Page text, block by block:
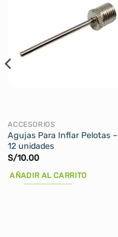
ACCESORIOS
Agujas Para Inflar Pelotas –
12 unidades
S/10.00
AÑADIR AL CARRITO